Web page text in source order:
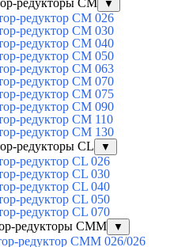
редукторы CM
▼
редуктор CM 026
редуктор CM 030
редуктор CM 040
редуктор CM 050
редуктор CM 063
редуктор CM 070
редуктор CM 075
редуктор CM 090
редуктор CM 110
редуктор CM 130
редукторы CL
▼
редуктор CL 026
редуктор CL 030
редуктор CL 040
редуктор CL 050
редуктор CL 070
редукторы CMM
▼
редуктор CMM 026/026